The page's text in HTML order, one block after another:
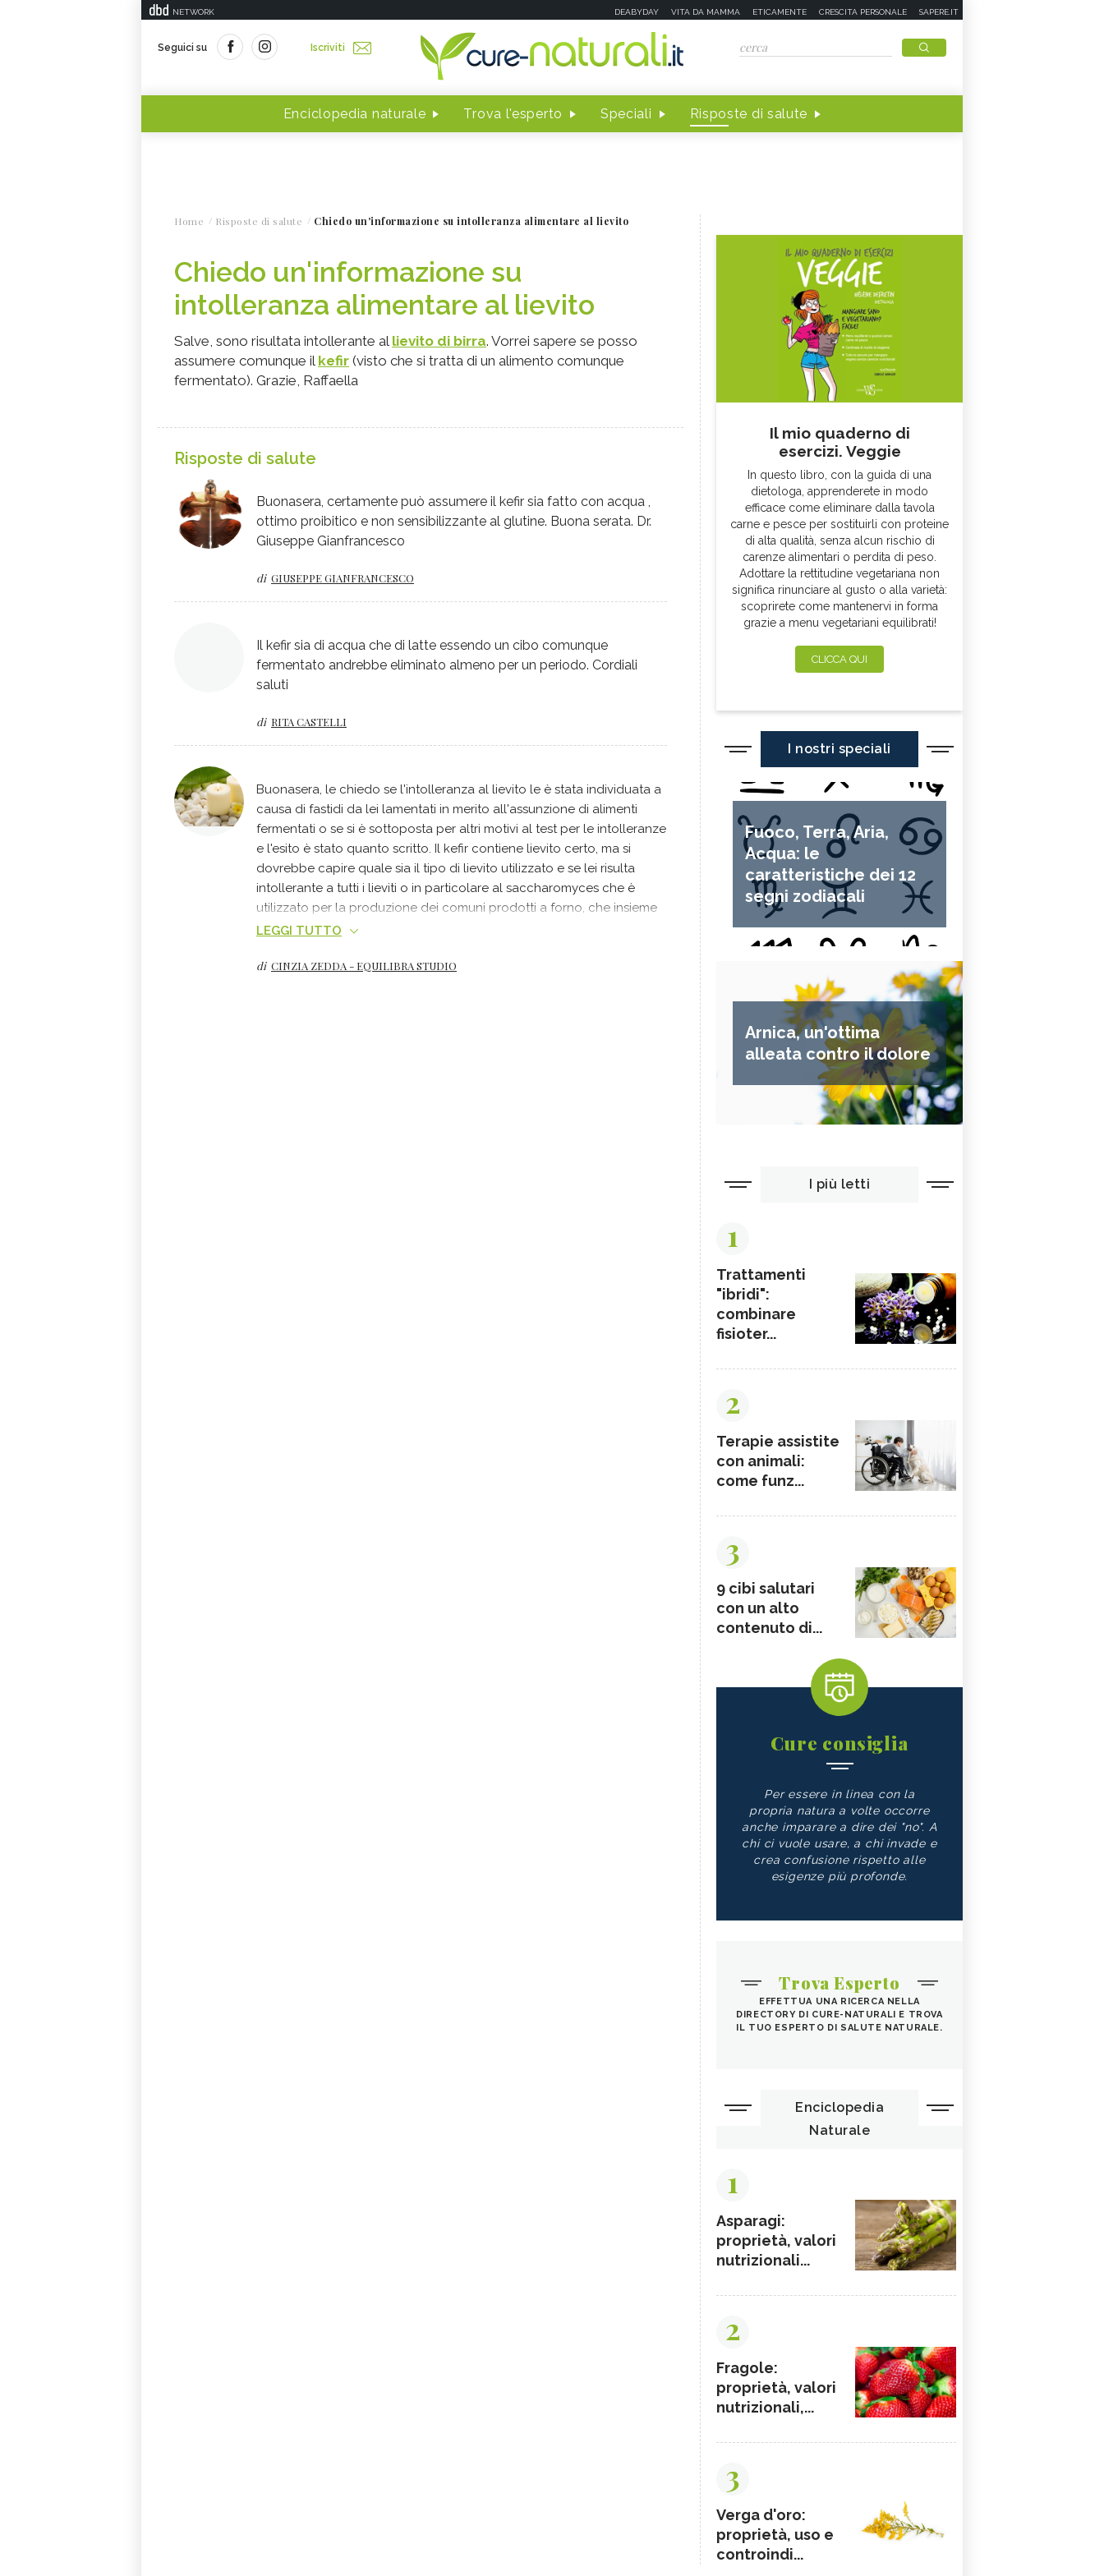
NETWORK DEABYDAY VITA DA MAMMA ETICAMENTE CRESCITA PERSONALE SAPERE.IT
Seguici su Iscriviti
Enciclopedia naturale Trova l'esperto Speciali Risposte di salute
Home Risposte di salute Chiedo un'informazione su intolleranza alimentare al lievito
Chiedo un'informazione su
intolleranza alimentare al lievito
Salve, sono risultata intollerante al lievito di birra. Vorrei sapere se posso
assumere comunque il kefir (visto che si tratta di un alimento comunque
fermentato). Grazie, Raffaella
Risposte di salute
Buonasera, certamente può assumere il kefir sia fatto con acqua ,
ottimo proibitico e non sensibilizzante al glutine. Buona serata. Dr.
Giuseppe Gianfrancesco
di GIUSEPPE GIANFRANCESCO
Il kefir sia di acqua che di latte essendo un cibo comunque
fermentato andrebbe eliminato almeno per un periodo. Cordiali
saluti
di RITA CASTELLI
Buonasera, le chiedo se l'intolleranza al lievito le è stata individuata a
causa di fastidi da lei lamentati in merito all'assunzione di alimenti
fermentati o se si è sottoposta per altri motivi al test per le intolleranze
e l'esito è stato quanto scritto. Il kefir contiene lievito certo, ma si
dovrebbe capire quale sia il tipo di lievito utilizzato e se lei risulta
intollerante a tutti i lieviti o in particolare al saccharomyces che è
utilizzato per la produzione dei comuni prodotti a forno, che insieme
al glutine danno fenomeni di intolleranza assai evidenti. Dunque la
introdurre nella propria alimentazione una piccola quota di kefir e
LEGGI TUTTO
di CINZIA ZEDDA - EQUILIBRA STUDIO
Il mio quaderno di
esercizi. Veggie
In questo libro, con la guida di una
dietologa, apprenderete in modo
efficace come eliminare dalla tavola
carne e pesce per sostituirli con proteine
di alta qualità, senza alcun rischio di
carenze alimentari o perdita di peso.
Adottare la rettitudine vegetariana non
significa rinunciare al gusto o alla varietà:
scoprirete come mantenervi in forma
grazie a menu vegetariani equilibrati!
CLICCA QUI
I nostri speciali
Fuoco, Terra, Aria,
Acqua: le
caratteristiche dei 12
segni zodiacali
Arnica, un'ottima
alleata contro il dolore
I più letti
1
Trattamenti
"ibridi":
combinare
fisioter...
2
Terapie assistite
con animali:
come funz...
3
9 cibi salutari
con un alto
contenuto di...
Cure consiglia
Per essere in linea con la
propria natura a volte occorre
anche imparare a dire dei "no". A
chi ci vuole usare, a chi invade e
crea confusione rispetto alle
esigenze più profonde.
Trova Esperto
EFFETTUA UNA RICERCA NELLA
DIRECTORY DI CURE-NATURALI E TROVA
IL TUO ESPERTO DI SALUTE NATURALE.
Enciclopedia
Naturale
1
Asparagi:
proprietà, valori
nutrizionali...
2
Fragole:
proprietà, valori
nutrizionali,...
3
Verga d'oro:
proprietà, uso e
controindi...